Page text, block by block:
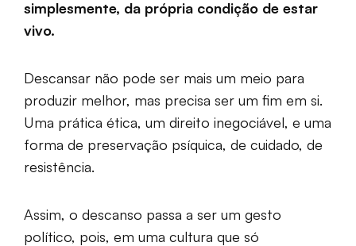
simplesmente, da própria condição de estar
vivo.
Descansar não pode ser mais um meio para
produzir melhor, mas precisa ser um fim em si.
Uma prática ética, um direito inegociável, e uma
forma de preservação psíquica, de cuidado, de
resistência.
Assim, o descanso passa a ser um gesto
político, pois, em uma cultura que só